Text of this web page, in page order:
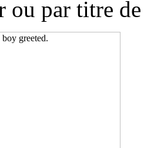
ou par titre